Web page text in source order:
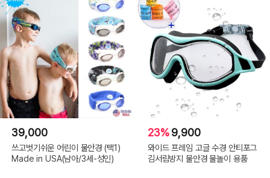
39,000
쓰고벗기쉬운 어린이 물안경 (택1)
Made in USA(남아/3세-성인)
23%9,900
와이드 프레임 고글 수경 안티포그
김서림방지 물안경 물놀이 용품